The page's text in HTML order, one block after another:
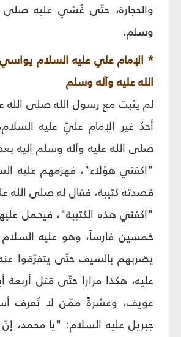
والحجارة، حتّى غُشي عليه صلى
وسلم.
* الإمام علي عليه السلام
الله عليه وآله وسلم
لم يثبت مع رسول الله صلى الله
أحدٌ غير الإمام عليّ عليه
صلى الله عليه وآله وسلم إليه
"اكفني هؤلاء"، فهزمهم عليه
قصدته كتيبة، فقال له صلى الله
"اكفني هذه الكتيبة"، فيحمل
خمسين فارساً، وهو عليه السلام
يضربهم بالسيف حتّى يتفرّقوا
عليه، هكذا مراراً حتّى قتل أربعة
عويف، وعشرةً ممّن لا تُعرف
جبريل عليه السلام: "يا محمد،